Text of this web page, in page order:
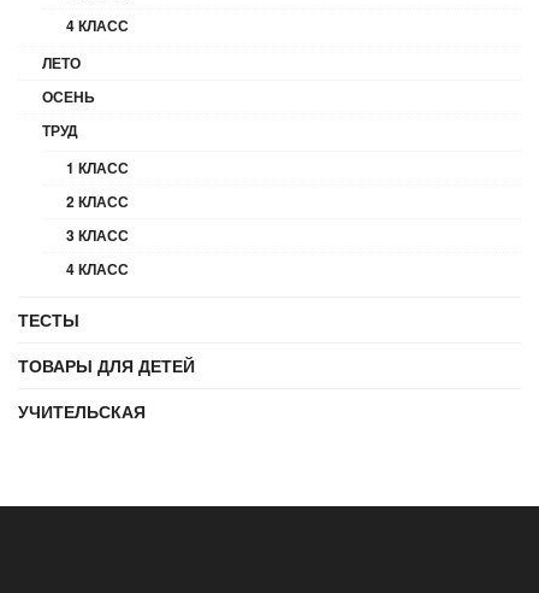
4 КЛАСС
ЛЕТО
ОСЕНЬ
ТРУД
1 КЛАСС
2 КЛАСС
3 КЛАСС
4 КЛАСС
ТЕСТЫ
ТОВАРЫ ДЛЯ ДЕТЕЙ
УЧИТЕЛЬСКАЯ